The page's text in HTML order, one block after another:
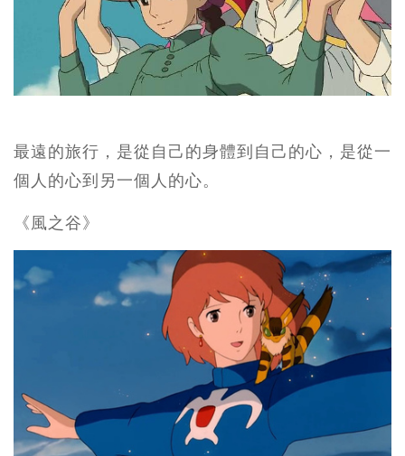
最遠的旅行，是從自己的身體到自己的心，是從一
個人的心到另一個人的心。
《風之谷》